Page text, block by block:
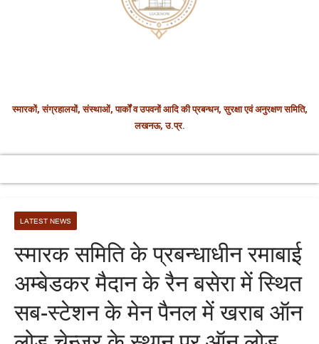
स्मारकों, संग्रहालयों, संस्थाओं, पार्कों व उपवनों आदि की प्रबन्धन, सुरक्षा एवं अनुरक्षण समिति,
लखनऊ, उ.प्र.
LATEST NEWS
स्मारक समिति के प्रबन्धाधीन रमाबाई
अम्बेडकर मैदान के रैन बसेरा में स्थित
सब-स्टेशन के मेन पैनल में खराब ऑन